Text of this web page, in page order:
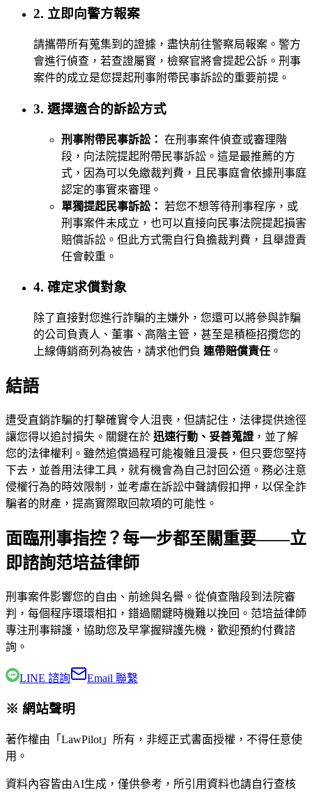
2. 立即向警方報案
請攜帶所有蒐集到的證據，盡快前往警察局報案。警方
會進行偵查，若查證屬實，檢察官將會提起公訴。刑事
案件的成立是您提起刑事附帶民事訴訟的重要前提。
3. 選擇適合的訴訟方式
刑事附帶民事訴訟： 在刑事案件偵查或審理階
段，向法院提起附帶民事訴訟。這是最推薦的方
式，因為可以免繳裁判費，且民事庭會依據刑事庭
認定的事實來審理。
單獨提起民事訴訟： 若您不想等待刑事程序，或
刑事案件未成立，也可以直接向民事法院提起損害
賠償訴訟。但此方式需自行負擔裁判費，且舉證責
任會較重。
4. 確定求償對象
除了直接對您進行詐騙的主嫌外，您還可以將參與詐騙
的公司負責人、董事、高階主管，甚至是積極招攬您的
上線傳銷商列為被告，請求他們負 連帶賠償責任 。
結語
遭受直銷詐騙的打擊確實令人沮喪，但請記住，法律提供途徑
讓您得以追討損失。關鍵在於 迅速行動、妥善蒐證，並了解
您的法律權利。雖然追償過程可能複雜且漫長，但只要您堅持
下去，並善用法律工具，就有機會為自己討回公道。務必注意
侵權行為的時效限制，並考慮在訴訟中聲請假扣押，以保全詐
騙者的財產，提高實際取回款項的可能性。
面臨刑事指控？每一步都至關重要——立
即諮詢范培益律師
刑事案件影響您的自由、前途與名譽。從偵查階段到法院審
判，每個程序環環相扣，錯過關鍵時機難以挽回。 范培益律師
專注刑事辯護，協助您及早掌握辯護先機，歡迎預約付費諮
詢。
LINE 諮詢 Email 聯繫
※ 網站聲明
著作權由「LawPilot」所有，非經正式書面授權，不得任意使
用。
資料內容皆由AI生成，僅供參考，所引用資料也請自行查核